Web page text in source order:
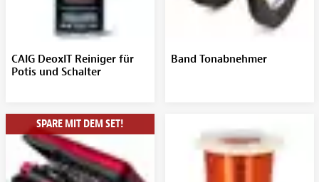
CAIG DeoxIT Reiniger für
Potis und Schalter
Band Tonabnehmer
SPARE MIT DEM SET!